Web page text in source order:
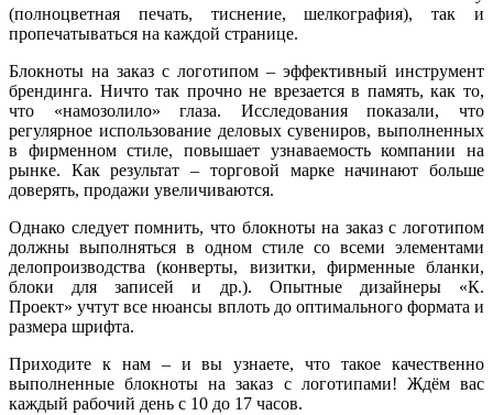
(полноцветная печать, тиснение, шелкография), так и
пропечатываться на каждой странице.
Блокноты на заказ с логотипом – эффективный инструмент
брендинга. Ничто так прочно не врезается в память, как то,
что «намозолило» глаза. Исследования показали, что
регулярное использование деловых сувениров, выполненных
в фирменном стиле, повышает узнаваемость компании на
рынке. Как результат – торговой марке начинают больше
доверять, продажи увеличиваются.
Однако следует помнить, что блокноты на заказ с логотипом
должны выполняться в одном стиле со всеми элементами
делопроизводства (конверты, визитки, фирменные бланки,
блоки для записей и др.). Опытные дизайнеры «К.
Проект» учтут все нюансы вплоть до оптимального формата и
размера шрифта.
Приходите к нам – и вы узнаете, что такое качественно
выполненные блокноты на заказ с логотипами! Ждём вас
каждый рабочий день с 10 до 17 часов.